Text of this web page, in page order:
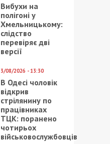
Вибухи на
полігоні у
Хмельницькому:
слідство
перевіряє дві
версії
3/08/2026 - 13:30
В Одесі чоловік
відкрив
стрілянину по
працівниках
ТЦК: поранено
чотирьох
військовослужбовців